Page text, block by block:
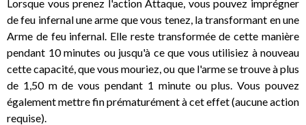
Lorsque vous prenez l'action Attaque, vous pouvez imprégner
de feu infernal une arme que vous tenez, la transformant en une
Arme de feu infernal. Elle reste transformée de cette manière
pendant 10 minutes ou jusqu'à ce que vous utilisiez à nouveau
cette capacité, que vous mouriez, ou que l'arme se trouve à plus
de 1,50 m de vous pendant 1 minute ou plus. Vous pouvez
également mettre fin prématurément à cet effet (aucune action
requise).